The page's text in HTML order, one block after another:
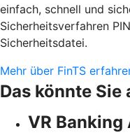
einfach, schnell und
Sicherheitsverfahren
Sicherheitsdatei.
Mehr über FinTS
Das könnte
VR Banking